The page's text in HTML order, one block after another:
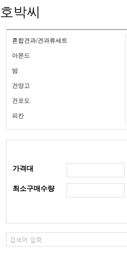
호박씨
혼합견과/견과류세트
아몬드
밤
건망고
건포도
피칸
가격대
최소구매수량